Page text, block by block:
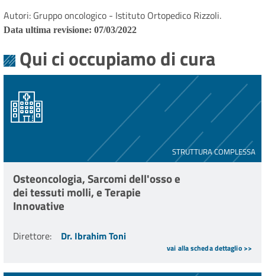
Autori: Gruppo oncologico - Istituto Ortopedico Rizzoli.
Data ultima revisione: 07/03/2022
Qui ci occupiamo di cura
STRUTTURA COMPLESSA
Osteoncologia, Sarcomi dell'osso e
dei tessuti molli, e Terapie
Innovative
Direttore: Dr. Ibrahim Toni
vai alla scheda dettaglio >>